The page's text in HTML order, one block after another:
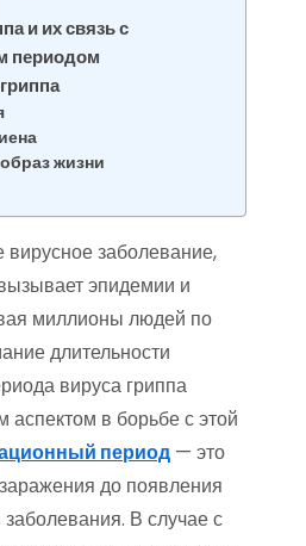
и их связь с
периодом
жизни
вирусное заболевание,
эпидемии и
миллионы людей по
длительности
вируса гриппа
в борьбе с этой
период — это
до появления
В случае с